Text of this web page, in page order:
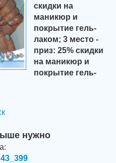
скидки на
маникюр и
покрытие гель-
лаком; 3 место -
приз: 25% скидки
на маникюр и
покрытие гель-
нужно